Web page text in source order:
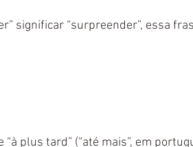
significar “surpreender”, essa
plus tard” (“até mais”, em